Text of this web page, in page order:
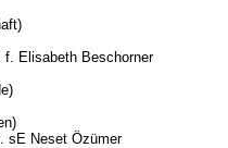
f. Elisabeth Beschorner
sE Neset Özümer